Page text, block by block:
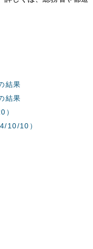
結果
結果
）
10/10）